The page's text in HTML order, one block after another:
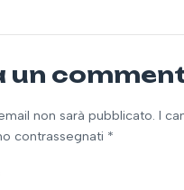
un
non sarà pubblicato. I
contrassegnati *